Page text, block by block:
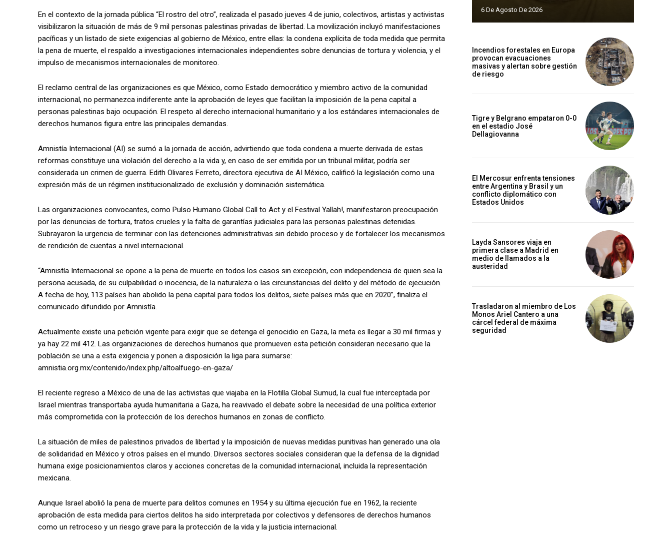
En el contexto de la jornada pública “El rostro del otro”, realizada el pasado jueves 4 de junio, colectivos, artistas y activistas
visibilizaron la situación de más de 9 mil personas palestinas privadas de libertad. La movilización incluyó manifestaciones
pacíficas y un listado de siete exigencias al gobierno de México, entre ellas: la condena explícita de toda medida que permita
la pena de muerte, el respaldo a investigaciones internacionales independientes sobre denuncias de tortura y violencia, y el
impulso de mecanismos internacionales de monitoreo.
El reclamo central de las organizaciones es que México, como Estado democrático y miembro activo de la comunidad
internacional, no permanezca indiferente ante la aprobación de leyes que facilitan la imposición de la pena capital a
personas palestinas bajo ocupación. El respeto al derecho internacional humanitario y a los estándares internacionales de
derechos humanos figura entre las principales demandas.
Amnistía Internacional (AI) se sumó a la jornada de acción, advirtiendo que toda condena a muerte derivada de estas
reformas constituye una violación del derecho a la vida y, en caso de ser emitida por un tribunal militar, podría ser
considerada un crimen de guerra. Edith Olivares Ferreto, directora ejecutiva de AI México, calificó la legislación como una
expresión más de un régimen institucionalizado de exclusión y dominación sistemática.
Las organizaciones convocantes, como Pulso Humano Global Call to Act y el Festival Yallah!, manifestaron preocupación
por las denuncias de tortura, tratos crueles y la falta de garantías judiciales para las personas palestinas detenidas.
Subrayaron la urgencia de terminar con las detenciones administrativas sin debido proceso y de fortalecer los mecanismos
de rendición de cuentas a nivel internacional.
“Amnistía Internacional se opone a la pena de muerte en todos los casos sin excepción, con independencia de quien sea la
persona acusada, de su culpabilidad o inocencia, de la naturaleza o las circunstancias del delito y del método de ejecución.
A fecha de hoy, 113 países han abolido la pena capital para todos los delitos, siete países más que en 2020”, finaliza el
comunicado difundido por Amnistía.
Actualmente existe una petición vigente para exigir que se detenga el genocidio en Gaza, la meta es llegar a 30 mil firmas y
ya hay 22 mil 412. Las organizaciones de derechos humanos que promueven esta petición consideran necesario que la
población se una a esta exigencia y ponen a disposición la liga para sumarse:
amnistia.org.mx/contenido/index.php/altoalfuego-en-gaza/
El reciente regreso a México de una de las activistas que viajaba en la Flotilla Global Sumud, la cual fue interceptada por
Israel mientras transportaba ayuda humanitaria a Gaza, ha reavivado el debate sobre la necesidad de una política exterior
más comprometida con la protección de los derechos humanos en zonas de conflicto.
La situación de miles de palestinos privados de libertad y la imposición de nuevas medidas punitivas han generado una ola
de solidaridad en México y otros países en el mundo. Diversos sectores sociales consideran que la defensa de la dignidad
humana exige posicionamientos claros y acciones concretas de la comunidad internacional, incluida la representación
mexicana.
Aunque Israel abolió la pena de muerte para delitos comunes en 1954 y su última ejecución fue en 1962, la reciente
aprobación de esta medida para ciertos delitos ha sido interpretada por colectivos y defensores de derechos humanos
como un retroceso y un riesgo grave para la protección de la vida y la justicia internacional.
6 De Agosto De 2026
Incendios forestales en Europa
provocan evacuaciones
masivas y alertan sobre gestión
de riesgo
Tigre y Belgrano empataron 0-0
en el estadio José
Dellagiovanna
El Mercosur enfrenta tensiones
entre Argentina y Brasil y un
conflicto diplomático con
Estados Unidos
Layda Sansores viaja en
primera clase a Madrid en
medio de llamados a la
austeridad
Trasladaron al miembro de Los
Monos Ariel Cantero a una
cárcel federal de máxima
seguridad